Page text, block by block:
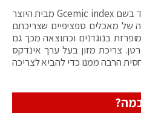
ממצאים אלו הניבו אינדקס מיוחד בשם Gcemic index מבית היוצר
של מאכלים ספציפיים שצריכתם
בנוגדנים וכתוצאה מכך גם
צריכת מזון בעל ערך אינדקס
יחסית הרבה ממנו כדי להביא לצריכה